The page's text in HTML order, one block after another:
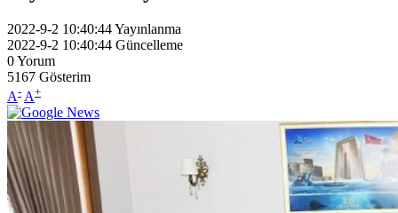
2022-9-2 10:40:44Yayınlanma
2022-9-2 10:40:44 Güncelleme
0Yorum
5167 Gösterim
A- A+